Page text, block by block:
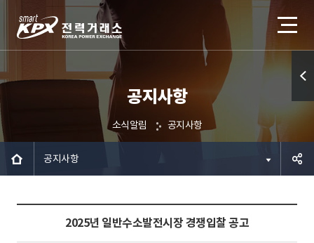
공지사항
소식알림 공지사항
공지사항
2025년 일반수소발전시장 경쟁입찰 공고